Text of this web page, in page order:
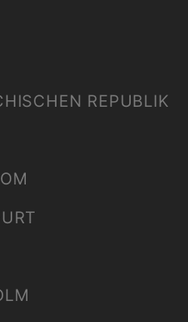
REPUBLIK